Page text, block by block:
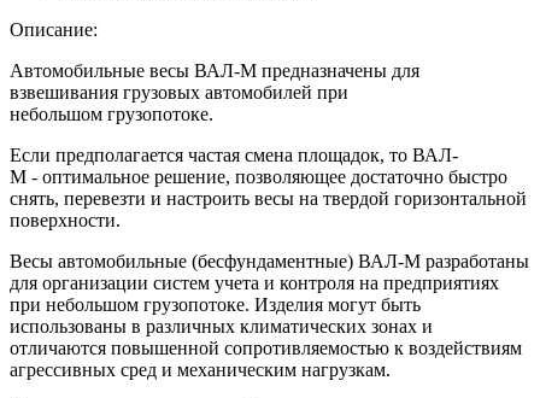
Описание:
Автомобильные весы ВАЛ-М предназначены для
взвешивания грузовых автомобилей при
небольшом грузопотоке.
Если предполагается частая смена площадок, то ВАЛ-
М - оптимальное решение, позволяющее достаточно быстро
снять, перевезти и настроить весы на твердой горизонтальной
поверхности.
Весы автомобильные (бесфундаментные) ВАЛ-М разработаны
для организации систем учета и контроля на предприятиях
при небольшом грузопотоке. Изделия могут быть
использованы в различных климатических зонах и
отличаются повышенной сопротивляемостью к воздействиям
агрессивных сред и механическим нагрузкам.